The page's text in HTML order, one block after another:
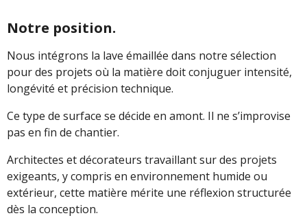
Notre position.
Nous intégrons la lave émaillée dans notre sélection
pour des projets où la matière doit conjuguer intensité,
longévité et précision technique.
Ce type de surface se décide en amont. Il ne s’improvise
pas en fin de chantier.
Architectes et décorateurs travaillant sur des projets
exigeants, y compris en environnement humide ou
extérieur, cette matière mérite une réflexion structurée
dès la conception.